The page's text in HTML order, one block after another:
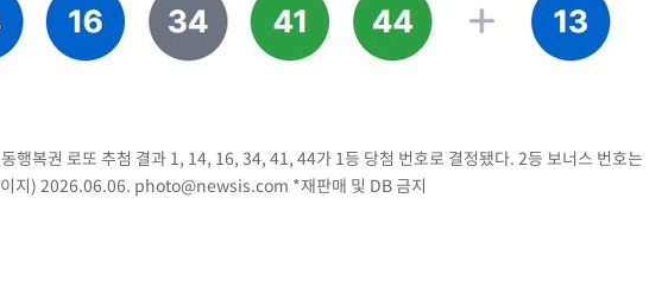
호르무즈 통제권' 수용할까
안해…안정 전력 위해 불가피"
행복권 로또 추첨 결과 1, 14, 16, 34, 41, 44가 1등 당첨 번호로 결정됐다. 2등 보너스 번호는
지) 2026.06.06. photo@newsis.com *재판매 및 DB 금지